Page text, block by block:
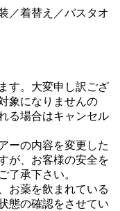
／着替え／バスタオ
す。大変申し訳ござ
象になりませんの
る場合はキャンセル
ーの内容を変更した
が、お客様の安全を
了承下さい。
お薬を飲まれている
態の確認をさせてい